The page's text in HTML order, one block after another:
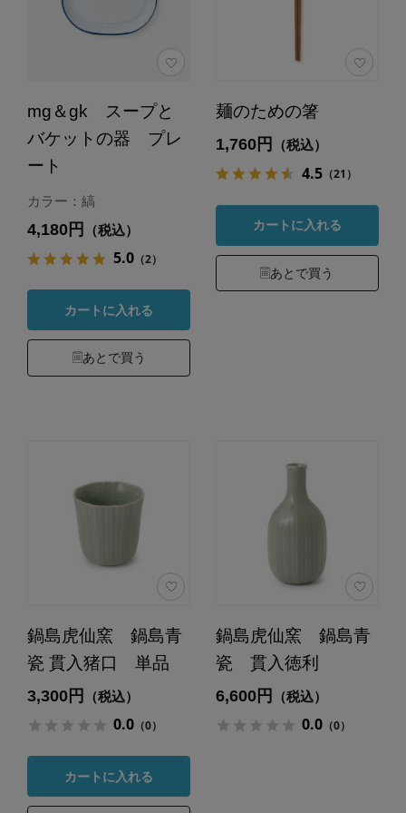
mg＆gk スープと
バケットの器 プレ
ート
カラー：縞
4,180円 （税込）
5.0（2）
カートに入れる
あとで買う
麺のための箸
1,760円 （税込）
4.5（21）
カートに入れる
あとで買う
鍋島虎仙窯 鍋島青
瓷 貫入猪口 単品
3,300円 （税込）
0.0（0）
カートに入れる
鍋島虎仙窯 鍋島青
瓷 貫入徳利
6,600円 （税込）
0.0（0）